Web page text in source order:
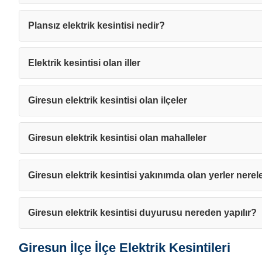
Plansız elektrik kesintisi nedir?
Elektrik kesintisi olan iller
Giresun elektrik kesintisi olan ilçeler
Giresun elektrik kesintisi olan mahalleler
Giresun elektrik kesintisi yakınımda olan yerler
Giresun elektrik kesintisi duyurusu nereden yapılır?
Giresun İlçe İlçe Elektrik Kesintileri